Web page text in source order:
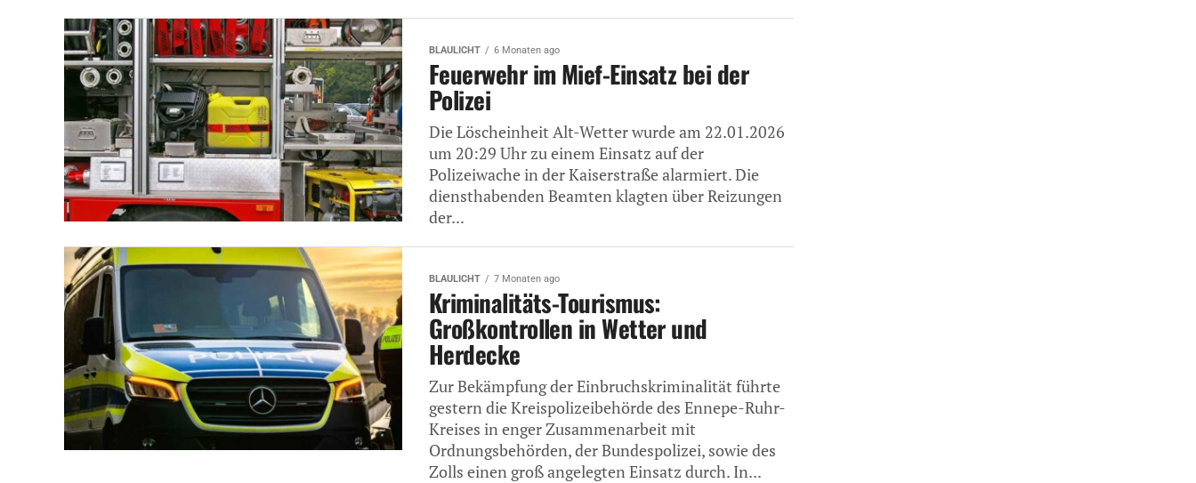
BLAULICHT 6 Monaten ago
Feuerwehr im Mief-Einsatz bei der
Polizei
Die Löscheinheit Alt-Wetter wurde am 22.01.2026
um 20:29 Uhr zu einem Einsatz auf der
Polizeiwache in der Kaiserstraße alarmiert. Die
diensthabenden Beamten klagten über Reizungen
der...
BLAULICHT 7 Monaten ago
Kriminalitäts-Tourismus:
Großkontrollen in Wetter und
Herdecke
Zur Bekämpfung der Einbruchskriminalität führte
gestern die Kreispolizeibehörde des Ennepe-Ruhr-
Kreises in enger Zusammenarbeit mit
Ordnungsbehörden, der Bundespolizei, sowie des
Zolls einen groß angelegten Einsatz durch. In...